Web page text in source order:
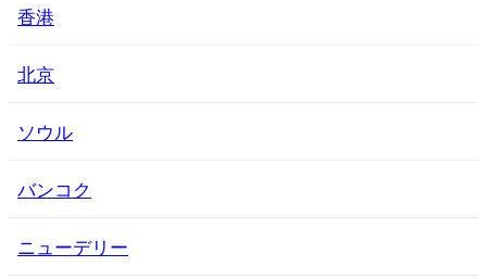
香港
北京
ソウル
バンコク
ニューデリー